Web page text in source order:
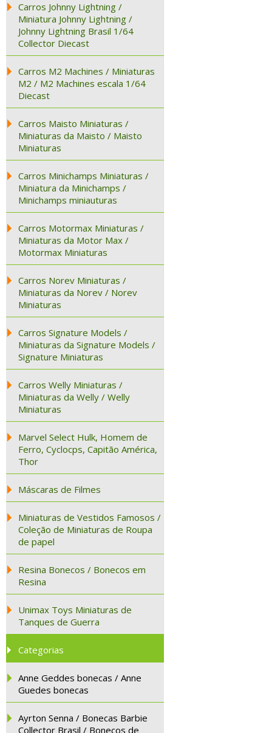
Carros Johnny Lightning /
Miniatura Johnny Lightning /
Johnny Lightning Brasil 1/64
Collector Diecast
Carros M2 Machines / Miniaturas
M2 / M2 Machines escala 1/64
Diecast
Carros Maisto Miniaturas /
Miniaturas da Maisto / Maisto
Miniaturas
Carros Minichamps Miniaturas /
Miniatura da Minichamps /
Minichamps miniauturas
Carros Motormax Miniaturas /
Miniaturas da Motor Max /
Motormax Miniaturas
Carros Norev Miniaturas /
Miniaturas da Norev / Norev
Miniaturas
Carros Signature Models /
Miniaturas da Signature Models /
Signature Miniaturas
Carros Welly Miniaturas /
Miniaturas da Welly / Welly
Miniaturas
Marvel Select Hulk, Homem de
Ferro, Cyclocps, Capitão América,
Thor
Máscaras de Filmes
Miniaturas de Vestidos Famosos /
Coleção de Miniaturas de Roupa
de papel
Resina Bonecos / Bonecos em
Resina
Unimax Toys Miniaturas de
Tanques de Guerra
Categorias
Anne Geddes bonecas / Anne
Guedes bonecas
Ayrton Senna / Bonecas Barbie
Collector Brasil / Bonecos de